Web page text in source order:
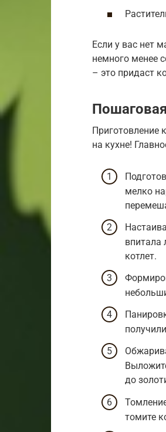
Если у вас нет
немного менее
– это придаст
Приготовление
на кухне!
мелко
впитала
котлет.
до
томите